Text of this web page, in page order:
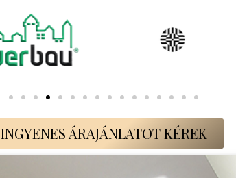
INGYENES ÁRAJÁNLATOT KÉREK